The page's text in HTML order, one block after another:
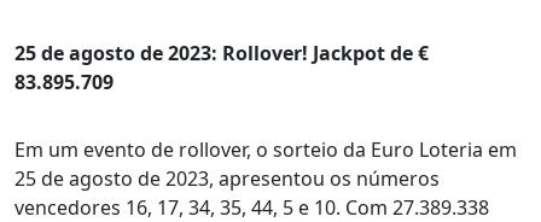
25 de agosto de 2023: Rollover! Jackpot de €
83.895.709
Em um evento de rollover, o sorteio da Euro Loteria em
25 de agosto de 2023, apresentou os números
vencedores 16, 17, 34, 35, 44, 5 e 10. Com 27.389.338